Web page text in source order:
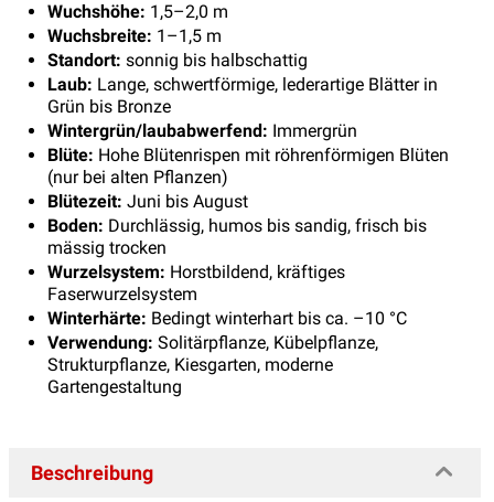
Wuchshöhe: 1,5–2,0 m
Wuchsbreite: 1–1,5 m
Standort: sonnig bis halbschattig
Laub: Lange, schwertförmige, lederartige Blätter in
Grün bis Bronze
Wintergrün/laubabwerfend: Immergrün
Blüte: Hohe Blütenrispen mit röhrenförmigen Blüten
(nur bei alten Pflanzen)
Blütezeit: Juni bis August
Boden: Durchlässig, humos bis sandig, frisch bis
mässig trocken
Wurzelsystem: Horstbildend, kräftiges
Faserwurzelsystem
Winterhärte: Bedingt winterhart bis ca. –10 °C
Verwendung: Solitärpflanze, Kübelpflanze,
Strukturpflanze, Kiesgarten, moderne
Gartengestaltung
Beschreibung